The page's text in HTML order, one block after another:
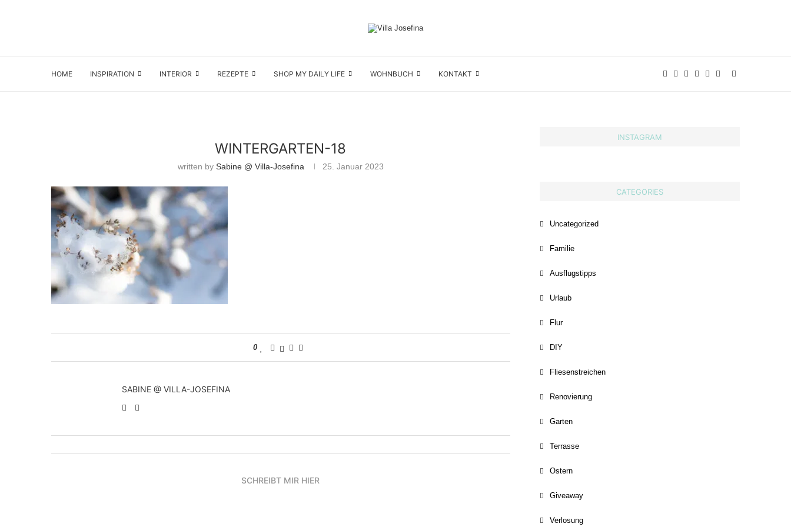
HOME INSPIRATION INTERIOR REZEPTE SHOP MY DAILY LIFE WOHNBUCH KONTAKT
WINTERGARTEN-18
written by Sabine @ Villa-Josefina 25. Januar 2023
0
SABINE @ VILLA-JOSEFINA
SCHREIBT MIR HIER
INSTAGRAM
CATEGORIES
Uncategorized
Familie
Ausflugstipps
Urlaub
Flur
DIY
Fliesenstreichen
Renovierung
Garten
Terrasse
Ostern
Giveaway
Verlosung